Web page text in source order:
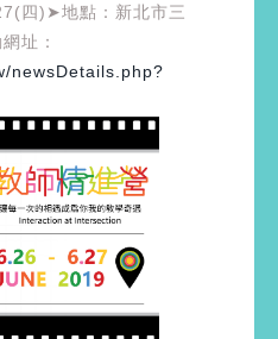
四)➤地點：新北市三
址：
newsDetails.php?